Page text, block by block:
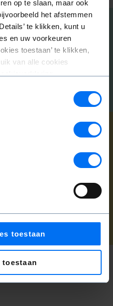
op te slaan, maar ook
het afstemmen
te klikken, kunt u
en uw voorkeuren
toestaan’ te klikken,
van alle cookies
toestaan
toestaan